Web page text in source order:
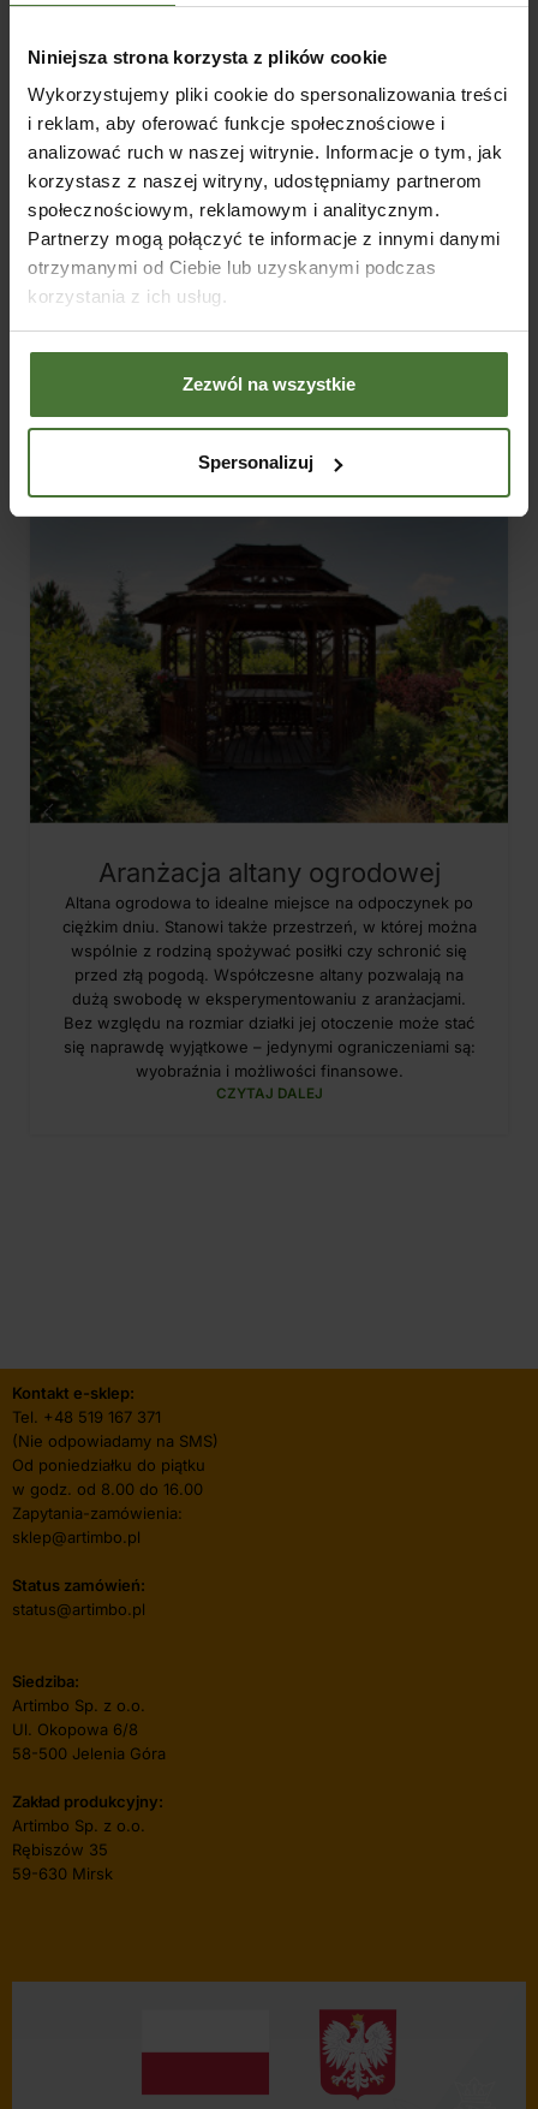
Niniejsza strona korzysta z plików cookie
Wykorzystujemy pliki cookie do spersonalizowania treści
i reklam, aby oferować funkcje społecznościowe i
analizować ruch w naszej witrynie. Informacje o tym, jak
korzystasz z naszej witryny, udostępniamy partnerom
społecznościowym, reklamowym i analitycznym.
Partnerzy mogą połączyć te informacje z innymi danymi
otrzymanymi od Ciebie lub uzyskanymi podczas
korzystania z ich usług.
Zezwól na wszystkie
Spersonalizuj
Altana drewniana Andy
SKU:80302
Od3680,00zł
WYBIERZ OPCJE
Od14460,00zł
WYBIERZ OPCJE
Od
Aranżacja altany ogrodowej
Altana ogrodowa to idealne miejsce na odpoczynek po
ciężkim dniu. Stanowi także przestrzeń, w której można
wspólnie z rodziną spożywać posiłki czy schronić się
przed złą pogodą. Współczesne altany pozwalają na
dużą swobodę w eksperymentowaniu z aranżacjami.
Bez względu na rozmiar działki jej otoczenie może stać
się naprawdę wyjątkowe – jedynymi ograniczeniami są:
wyobraźnia i możliwości finansowe.
CZYTAJ DALEJ
Kontakt e-sklep:
Tel. +48 519 167 371
(Nie odpowiadamy na SMS)
Od poniedziałku do piątku
w godz. od 8.00 do 16.00
Zapytania-zamówienia:
sklep@artimbo.pl
Status zamówień:
status@artimbo.pl
Siedziba:
Artimbo Sp. z o.o.
Ul. Okopowa 6/8
58-500 Jelenia Góra
Zakład produkcyjny:
Artimbo Sp. z o.o.
Rębiszów 35
59-630 Mirsk